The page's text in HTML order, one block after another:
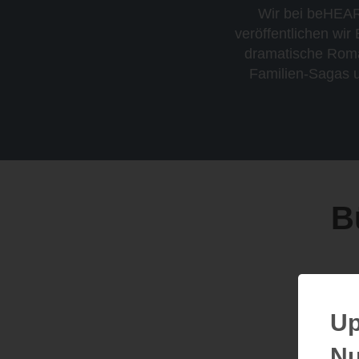
Wir bei
veröffentlichen wir
dramatische
Familien-Sagas